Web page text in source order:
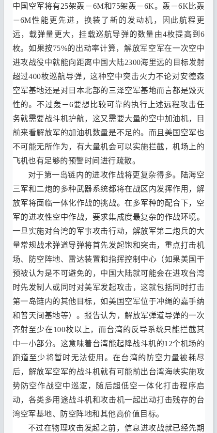
中国空军将有25架轰－6M和75架轰－6K。 轰－6K比轰
－6M性能更先进 ， 换装了新的发动机 ，
因此航程更
远 ， 载弹量更大 ，挂载巡航导弹的数量由4枚提高到6
枚。 如果按75%的出动率计算，解放军空军在一次空中
进攻战役中就能向距离中国大陆2300海里远的目标发射
超过400枚巡航导弹，这种空中突击火力不论对安德森
空军基地还是对日本北部的三泽空军基地而言都是毁灭
性的。 不过轰－6要想比较可靠的执行上述远程攻击任
务就需要战斗机护航， 这又需要大量的空中加油机，
目
前来看解放军的加油机数量是不足的。 而且美国空军也
不可能无所作为， 有大量机会可以实施拦截，机场上的
飞机也有足够的预警时间进行疏散。
对于第一岛链内的进攻作战将更复杂得多。
陆海空
三军和二炮的多种武器系统都将在战区内发挥作用 ，解
放军将面临一体化作战的挑战。在多军种的配合下 ， 空
军的进攻性空中作战， 要求集成度最复杂的作战环境。
一旦实施对台湾的军事攻击行动， 解放军第二炮兵的大
量常规战术弹道导弹将首先发起饱和突击， 重点打击机
场、 防空阵地、 雷达装置和指挥控制中心 （如果美国干
预被认为是不可避免的 ， 中国大陆就可能会在进攻台湾
时先发制人或同时对美军发起攻击 ，这就包括同时打击
第一岛链内的其他目标，如美国空军位于冲绳的嘉手纳
和普天间基地等）。报告认为 ，解放军弹道导弹的一次
齐射至少在100枚以上， 而台湾的反导系统只能拦截其
中一小部分。 这意味着台湾能起降战斗机的12个机场的
跑道至少将暂时无法使用 。在台湾的防空力量被耗尽
后， 解放军空军的战斗机就有可能前出台湾海峡实施攻
势防空作战空中巡逻， 随后超低空一体化打击程序启
动， 各类多用途战斗机和攻击机一起出动打击残存的台
湾空军基地、 防空阵地和其他高价值目标。
不过在物理攻击发起之前， 信息进攻战就已经先期